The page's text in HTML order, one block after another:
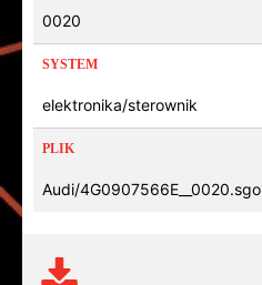
0020
SYSTEM
elektronika/sterownik
PLIK
Audi/4G0907566E__0020.sgo